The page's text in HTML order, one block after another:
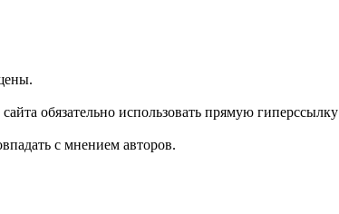
обязательно использовать прямую гиперссылку
с мнением авторов.